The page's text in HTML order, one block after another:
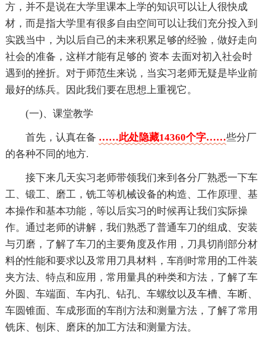
方，并不是说在大学里课本上学的知识可以让人很快成
材，而是指大学里有很多自由空间可以让我们充分投入到
实践当中，为以后自己的未来积累足够的经验，做好走向
社会的准备，这样才能有足够的 资本 去面对初入社会时
遇到的挫折。对于师范生来说，当实习老师无疑是毕业前
最好的练兵。因此我们要在思想上重视它。
(一)、课堂教学
首先，认真在备 ……此处隐藏14360个字……些分厂
的各种不同的地方.
接下来几天实习老师带领我们来到各分厂熟悉一下车
工、锻工、磨工，铣工等机械设备的构造、工作原理、基
本操作和基本功能，等以后实习的时候再让我们实际操
作。通过老师的讲解，我们熟悉了普通车刀的组成、安装
与刃磨，了解了车刀的主要角度及作用，刀具切削部分材
料的性能和要求以及常用刀具材料，车削时常用的工件装
夹方法、特点和应用，常用量具的种类和方法，了解了车
外圆、车端面、车内孔、钻孔、车螺纹以及车槽、车断、
车圆锥面、车成形面的车削方法和测量方法，了解了常用
铣床、刨床、磨床的加工方法和测量方法。